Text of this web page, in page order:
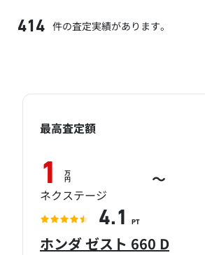
414 件の査定実績があります。
ホンダ ゼスト 660 D
最高査定額
1 万
円 ～
ネクステージ
4.1 PT